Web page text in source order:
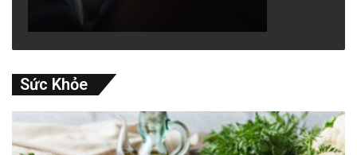
Sức Khỏe